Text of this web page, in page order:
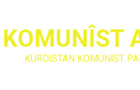
KÜRDİSTAN KOMÜNİST